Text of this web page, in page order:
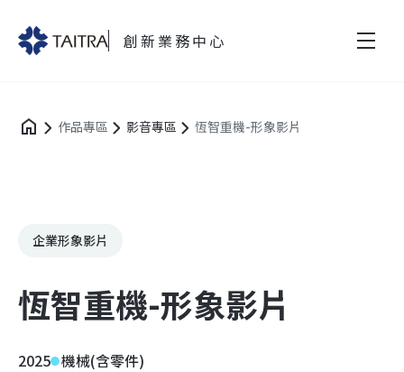
創新業務中心
作品專區 影音專區 恆智重機-形象影片
企業形象影片
恆智重機-形象影片
2025 機械(含零件)